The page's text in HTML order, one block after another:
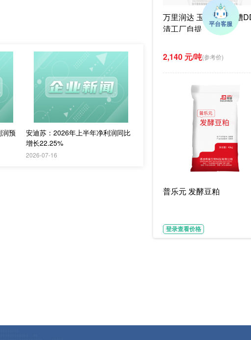
预
安迪苏：2026年上半年净利润同比
增长22.25%
2026-07-16
万里润达 玉米干酒精糟
清工厂自提
2,140 元/吨(参考价)
普乐元 发酵豆粕
登录查看价格